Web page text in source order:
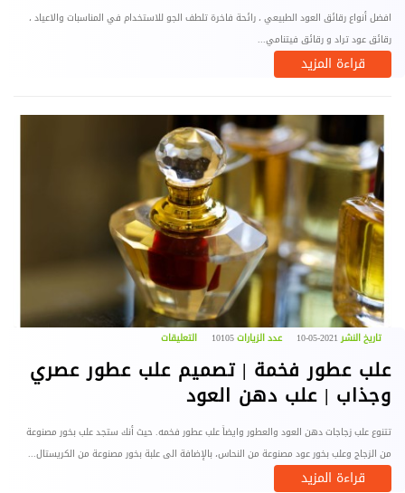
افضل أنواع رقائق العود الطبيعي ، رائحة فاخرة تلطف الجو للاستخدام في المناسبات والاعياد ،
رقائق عود تراد و رقائق فيتنامي...
قراءة المزيد
تاريخ النشر2021-05-10 عدد الزيارات التعليقات
علب عطور فخمة | تصميم علب عطور عصري
وجذاب | علب دهن العود
تتنوع علب زجاجات دهن العود والعطور وايضاً علب عطور فخمه. حيث أنك ستجد علب بخور مصنوعة
من الزجاج وعلب بخور عود مصنوعة من النحاس، بالإضافة الى علبة بخور مصنوعة من الكريستال...
قراءة المزيد